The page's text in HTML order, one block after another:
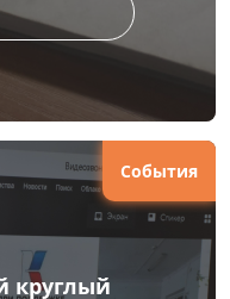
События
круглый